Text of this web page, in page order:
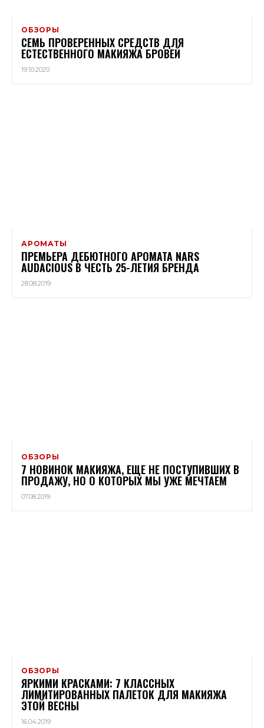
ОБЗОРЫ
СЕМЬ ПРОВЕРЕННЫХ СРЕДСТВ ДЛЯ
ЕСТЕСТВЕННОГО МАКИЯЖА БРОВЕЙ
19.10.2020
АРОМАТЫ
ПРЕМЬЕРА ДЕБЮТНОГО АРОМАТА NARS
AUDACIOUS В ЧЕСТЬ 25-ЛЕТИЯ БРЕНДА
28.08.2019
ОБЗОРЫ
7 НОВИНОК МАКИЯЖА, ЕЩЕ НЕ ПОСТУПИВШИХ В
ПРОДАЖУ, НО О КОТОРЫХ МЫ УЖЕ МЕЧТАЕМ
07.08.2019
ОБЗОРЫ
ЯРКИМИ КРАСКАМИ: 7 КЛАССНЫХ
ЛИМИТИРОВАННЫХ ПАЛЕТОК ДЛЯ МАКИЯЖА
ЭТОЙ ВЕСНЫ
16.04.2019